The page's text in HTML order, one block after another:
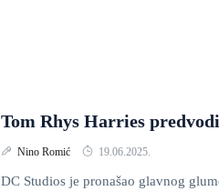
Tom Rhys Harries
Nino Romić 19.06.2025.
DC Studios je pronašao glavnog